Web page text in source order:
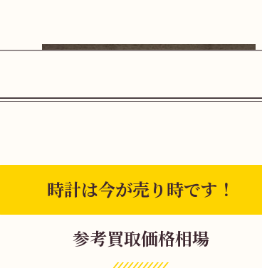
頂き右方向へお進みください。
時計は今が売り時です！
参考買取価格相場